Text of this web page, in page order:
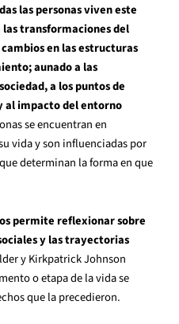
las personas viven este
transformaciones del
en las estructuras
aunado a las
a los puntos de
al impacto del entorno
se encuentran en
vida y son influenciadas por
determinan la forma en que
permite reflexionar sobre
y las trayectorias
y Kirkpatrick Johnson
o etapa de la vida se
que la precedieron.